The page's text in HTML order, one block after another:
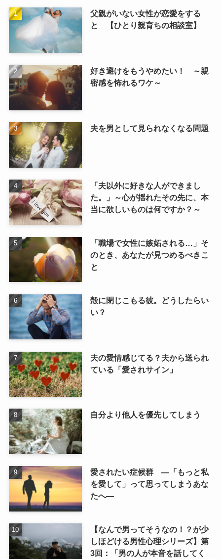
父親がいない女性が恋愛をする
と 【ひとり親育ちの相談室】
好き避けをもうやめたい！ ～親
密感を怖れるワケ～
夫を男として見られなくなる問題
「夫以外に好きな人ができまし
た。」～心が揺れたその先に、本
当に欲しいものは何ですか？～
「職場で女性に嫉妬される…」そ
のとき、あなたが見つめるべきこ
と
殻に閉じこもる彼。どうしたらい
い？
夫の愛情感じてる？夫から送られ
ている「愛されサイン」
自分より他人を優先してしまう
愛されたい症候群 ―「もっと私
を愛して」って思ってしまうあな
たへ―
【なんで男ってそうなの！？が少
しほどける男性心理シリーズ】第
3回：「男の人が本音を話してく